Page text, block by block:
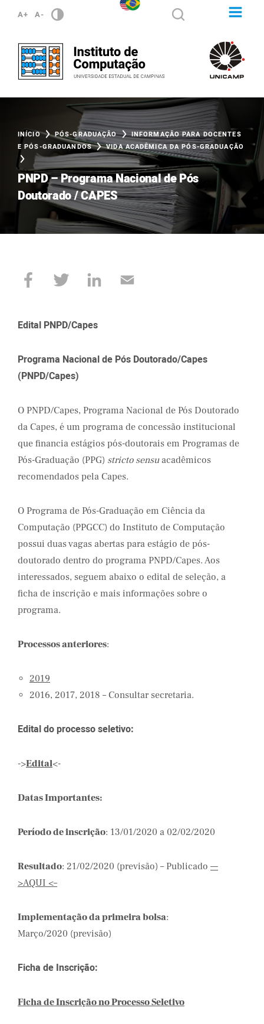
A+ A-
INÍCIO PÓS-GRADUAÇÃO
INFORMAÇÃO PARA DOCENTES
E PÓS-GRADUANDOS
VIDA ACADÊMICA DA PÓS-GRADUAÇÃO
PNPD – Programa Nacional de Pós
Doutorado / CAPES
Edital PNPD/Capes
Programa Nacional de Pós Doutorado/Capes
(PNPD/Capes)
O PNPD/Capes, Programa Nacional de Pós Doutorado
da Capes, é um programa de concessão institucional
que financia estágios pós-doutorais em Programas de
Pós-Graduação (PPG) stricto sensuacadêmicos
recomendados pela Capes.
O Programa de Pós-Graduação em Ciência da
Computação (PPGCC) do Instituto de Computação
possui duas vagas abertas para estágio de pós-
doutorado dentro do programa PNPD/Capes. Aos
interessados, seguem abaixo o edital de seleção, a
ficha de inscrição e mais informações sobre o
programa.
Processos anteriores:
2019
2016, 2017, 2018 – Consultar secretaria.
Edital do processo seletivo:
->Edital<-
Datas Importantes:
Período de inscrição: 13/01/2020 a 02/02/2020
Resultado: 21/02/2020 (previsão) – Publicado —
>AQUI <–
Implementação da primeira bolsa:
Março/2020 (previsão)
Ficha de Inscrição:
Ficha de Inscrição no Processo Seletivo